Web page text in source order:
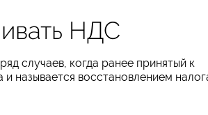
НДС
случаев, когда ранее принятый к
называется восстановлением